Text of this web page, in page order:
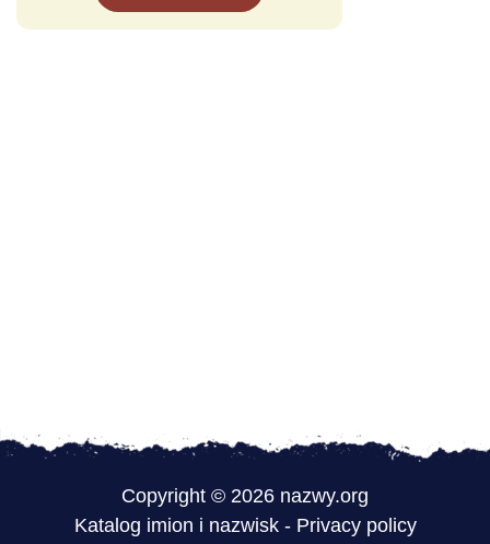
Copyright © 2026 nazwy.org
Katalog imion i nazwisk- Privacy policy